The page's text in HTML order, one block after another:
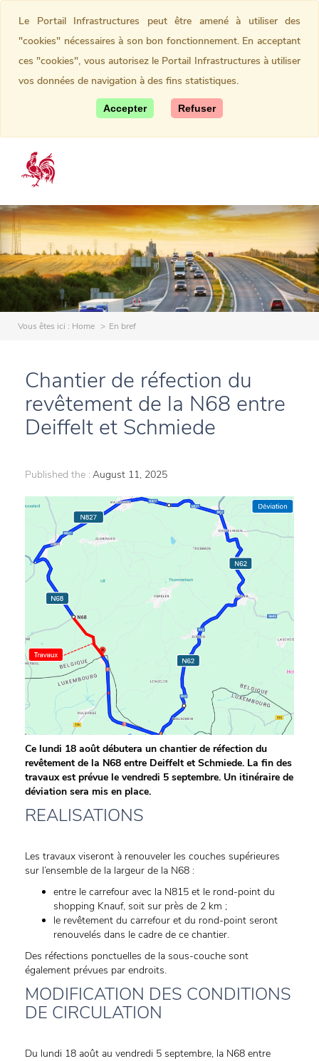
Vous êtes ici : Home En bref
Chantier de réfection du
revêtement de la N68 entre
Deiffelt et Schmiede
Published the : August 11, 2025
Ce lundi 18 août débutera un chantier de réfection du
revêtement de la N68 entre Deiffelt et Schmiede. La fin des
travaux est prévue le vendredi 5 septembre. Un itinéraire de
déviation sera mis en place.
REALISATIONS
Les travaux viseront à renouveler les couches supérieures
sur l’ensemble de la largeur de la N68 :
entre le carrefour avec la N815 et le rond-point du
shopping Knauf, soit sur près de 2 km ;
le revêtement du carrefour et du rond-point seront
renouvelés dans le cadre de ce chantier.
Des réfections ponctuelles de la sous-couche sont
également prévues par endroits.
MODIFICATION DES CONDITIONS
DE CIRCULATION
Du lundi 18 août au vendredi 5 septembre, la N68 entre
Le Portail Infrastructures peut être amené à utiliser des
"cookies" nécessaires à son bon fonctionnement. En acceptant
ces "cookies", vous autorisez le Portail Infrastructures à utiliser
vos données de navigation à des fins statistiques.
Accepter Refuser